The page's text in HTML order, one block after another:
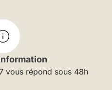
vous répond sous 48h